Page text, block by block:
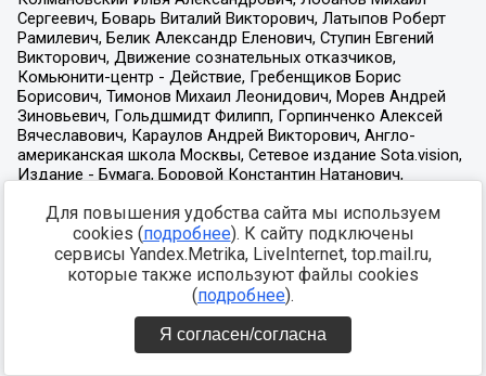
Для повышения удобства сайта мы используем
cookies (подробнее). К сайту подключены
сервисы Yandex.Metrika, LiveInternet, top.mail.ru,
которые также используют файлы cookies
(подробнее).
Я согласен/согласна